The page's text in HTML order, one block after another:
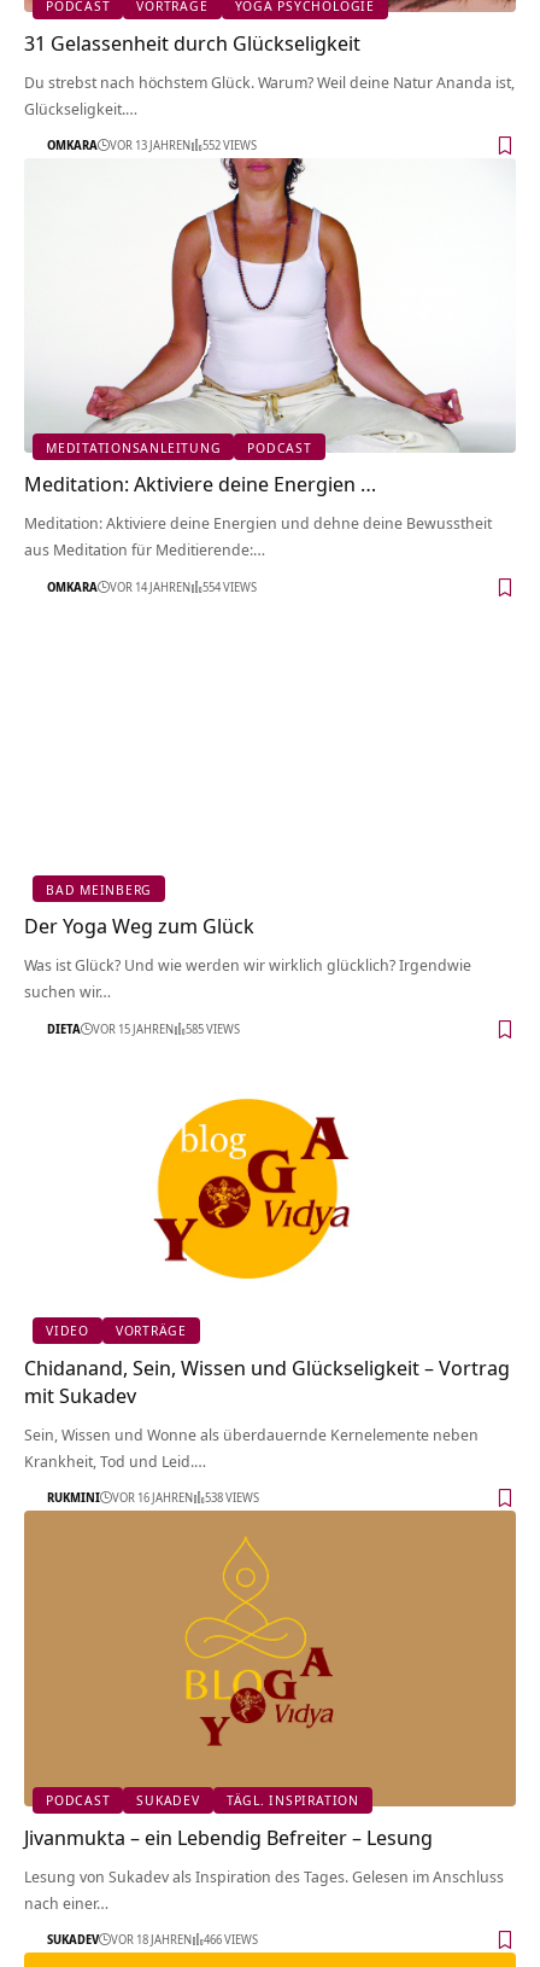
PODCAST VORTRÄGE YOGA PSYCHOLOGIE
31 Gelassenheit durch Glückseligkeit
Du strebst nach höchstem Glück. Warum? Weil deine Natur Ananda ist,
Glückseligkeit.…
OMKARA VOR 13 JAHREN 552 VIEWS
MEDITATIONSANLEITUNG PODCAST
Meditation: Aktiviere deine Energien …
Meditation: Aktiviere deine Energien und dehne deine Bewusstheit
aus Meditation für Meditierende:…
OMKARA VOR 14 JAHREN 554 VIEWS
BAD MEINBERG
Der Yoga Weg zum Glück
Was ist Glück? Und wie werden wir wirklich glücklich? Irgendwie
suchen wir…
DIETA VOR 15 JAHREN 585 VIEWS
VIDEO VORTRÄGE
Chidanand, Sein, Wissen und Glückseligkeit – Vortrag
mit Sukadev
Sein, Wissen und Wonne als überdauernde Kernelemente neben
Krankheit, Tod und Leid.…
RUKMINI VOR 16 JAHREN 538 VIEWS
PODCAST SUKADEV TÄGL. INSPIRATION
Jivanmukta – ein Lebendig Befreiter – Lesung
Lesung von Sukadev als Inspiration des Tages. Gelesen im Anschluss
nach einer…
SUKADEV VOR 18 JAHREN 466 VIEWS